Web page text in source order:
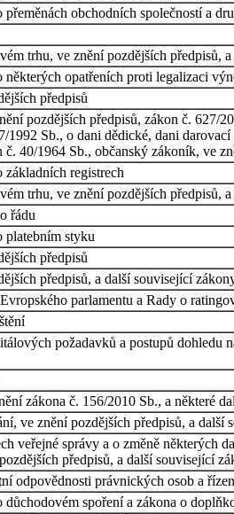
obchodních společností a
trhu, ve znění pozdějších předpisů,
opatřeních proti legalizaci
předpisů
pozdějších předpisů, zákon č. 627/
Sb., o dani dědické, dani
40/1964 Sb., občanský zákoník, ve
registrech
trhu, ve znění pozdějších předpisů,
řádu
platebním styku
předpisů
předpisů, a další související
parlamentu a Rady o
požadavků a postupů
zákona č. 156/2010 Sb., a některé
ve znění pozdějších předpisů, a další
veřejné správy a o změně některých
předpisů, a další související
odpovědnosti právnických osob a
spoření a zákona o